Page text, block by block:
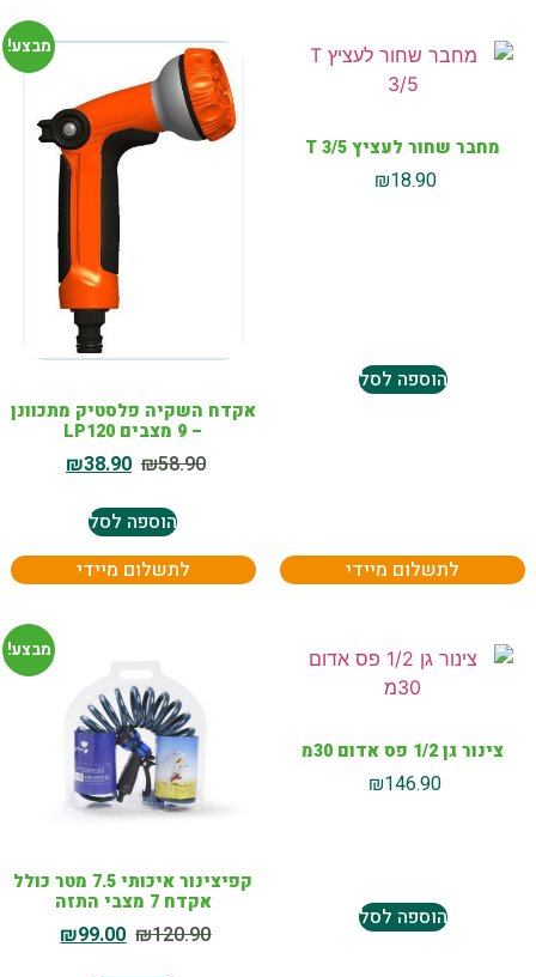
מחבר שחור לעציץ T 3/5
₪18.90
הוספה לסל
לתשלום מיידי
מבצע!
אקדח השקיה פלסטיק מתכוונן
– 9 מצבים LP120
₪58.90
₪38.90
הוספה לסל
לתשלום מיידי
צינור גן 1/2 פס אדום 30מ
₪146.90
הוספה לסל
מבצע!
קפיצינור איכותי 7.5 מטר כולל
אקדח 7 מצבי התזה
₪120.90
₪99.00